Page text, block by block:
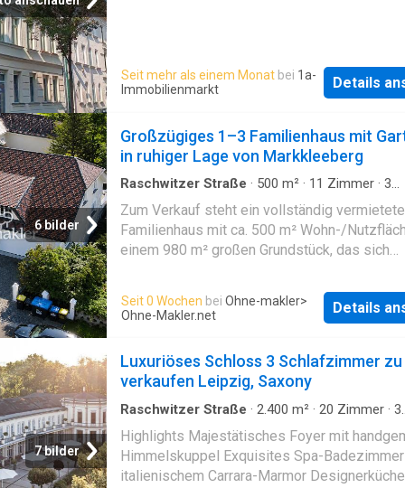
verfügen über Balkone – ein seltener Vorteil
Gewerbemieter. Zusätzlich bietet eine ca. 36
Kurzzeitvermietungen genutzt, weitere
Einnahmeoptionen und Flexibilität in der
Besonderes Highlight: Großzüg
Seit mehr als einem Monat bei 1a-
Immobilienmarkt
Details
6 bilder
Großzügiges 1–3 Familienhaus mit
in ruhiger Lage von Markkleeberg
Raschwitzer Straße · 500 m² · 11 Zimmer · 3
·
Zum Verkauf steht ein vollständig
Familienhaus mit ca. 500 m² Wohn-/
einem 980 m² großen Grundstück, das sich
Die Immobilie wird derzeit von einem global
namhaften Hauptmieter genutzt. Die
entspricht. Durch die Vermietung an einen
Hauptmieter entsteht nur ein minimaler
Verwaltungsaufwand – ideal für eine
stabile Kapitalanlage. Highlights: ca. 500 m²
vermietete Gesamtfläche 980 m² Grundstück
Nutzung als 1–3 Wohneinheiten möglich
Seit 0 Wochen bei Ohne-makler>
Ohne-Makler.net
Details
7 bilder
Luxuriöses Schloss 3 Schlafzimmer zu
verkaufen Leipzig, Saxony
Raschwitzer Straße · 2.400 m² · 20 Zimmer · 3
Highlights Majestätisches Foyer mit
Himmelskuppel Exquisites Spa-
italienischem Carrara-Marmor